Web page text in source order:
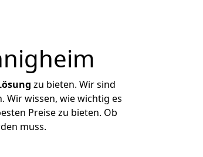
zu bieten. Wir sind
Wir wissen, wie wichtig es
Preise zu bieten. Ob
muss.